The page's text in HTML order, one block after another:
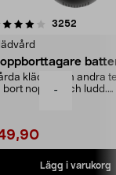
-
3252
kläder och andra
bort noppor och ludd.
Lägg i varukorg
4.5av 5 stjärnor